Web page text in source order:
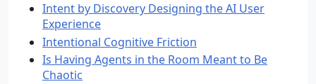
Intent by Discovery Designing the AI User
Experience
Intentional Cognitive Friction
Is Having Agents in the Room Meant to Be
Chaotic